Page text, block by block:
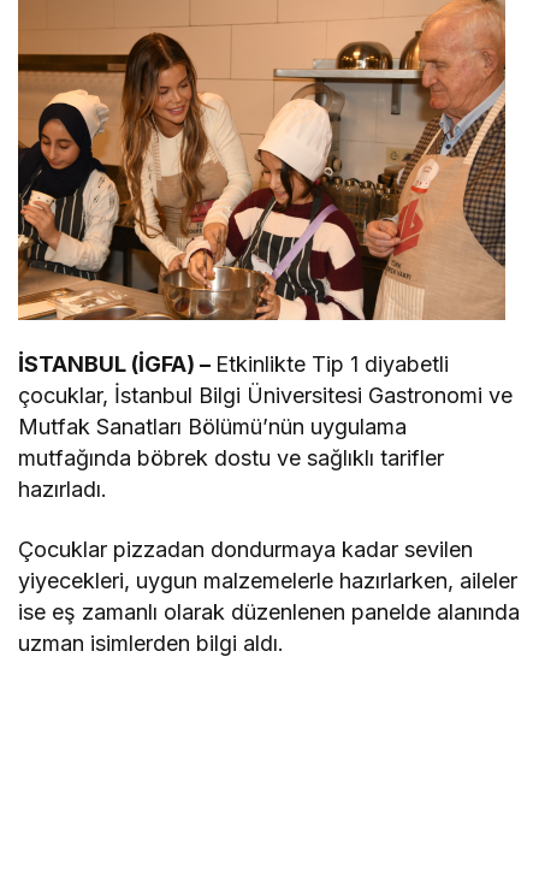
İSTANBUL (İGFA) – Etkinlikte Tip 1 diyabetli
çocuklar, İstanbul Bilgi Üniversitesi Gastronomi ve
Mutfak Sanatları Bölümü’nün uygulama
mutfağında böbrek dostu ve sağlıklı tarifler
hazırladı.
Çocuklar pizzadan dondurmaya kadar sevilen
yiyecekleri, uygun malzemelerle hazırlarken, aileler
ise eş zamanlı olarak düzenlenen panelde alanında
uzman isimlerden bilgi aldı.